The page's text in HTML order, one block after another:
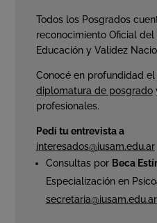
Todos los Posgrados
reconocimiento Oficial del
Educación y Validez
Conocé en profundidad
diplomatura de posgrado
profesionales.
Pedí tu entrevista a
interesados@iusam.edu.ar
Consultas por Beca
Especialización en
secretaria@iusam.edu.ar